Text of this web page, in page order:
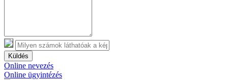
Küldés
Online nevezés
Online ügyintézés